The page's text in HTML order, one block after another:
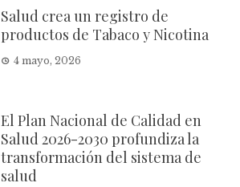
Salud crea un registro de
productos de Tabaco y Nicotina
4 mayo, 2026
El Plan Nacional de Calidad en
Salud 2026-2030 profundiza la
transformación del sistema de
salud